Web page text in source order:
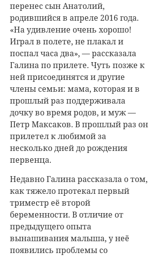
перенес сын Анатолий,
родившийся в апреле 2016 года.
«На удивление очень хорошо!
Играл в полете, не плакал и
поспал часа два», — рассказала
Галина по прилете. Чуть позже к
ней присоединятся и другие
члены семьи: мама, которая и в
прошлый раз поддерживала
дочку во время родов, и муж —
Петр Максаков. В прошлый раз он
прилетел к любимой за
несколько дней до рождения
первенца.
Недавно Галина рассказала о том,
как тяжело протекал первый
триместр её второй
беременности. В отличие от
предыдущего опыта
вынашивания малыша, у неё
появились проблемы со